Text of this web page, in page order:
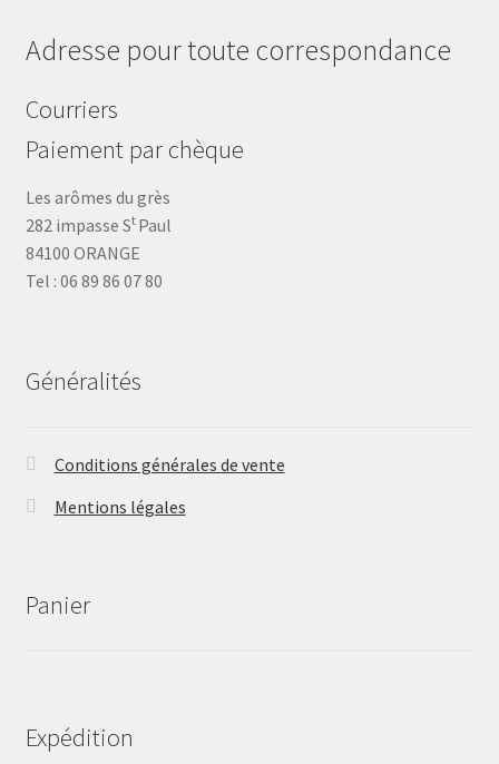
Adresse pour toute correspondance
Courriers
Paiement par chèque
Les arômes du grès
282 impasse St Paul
84100 ORANGE
Tel : 06 89 86 07 80
Généralités
Conditions générales de vente
Mentions légales
Panier
Expédition